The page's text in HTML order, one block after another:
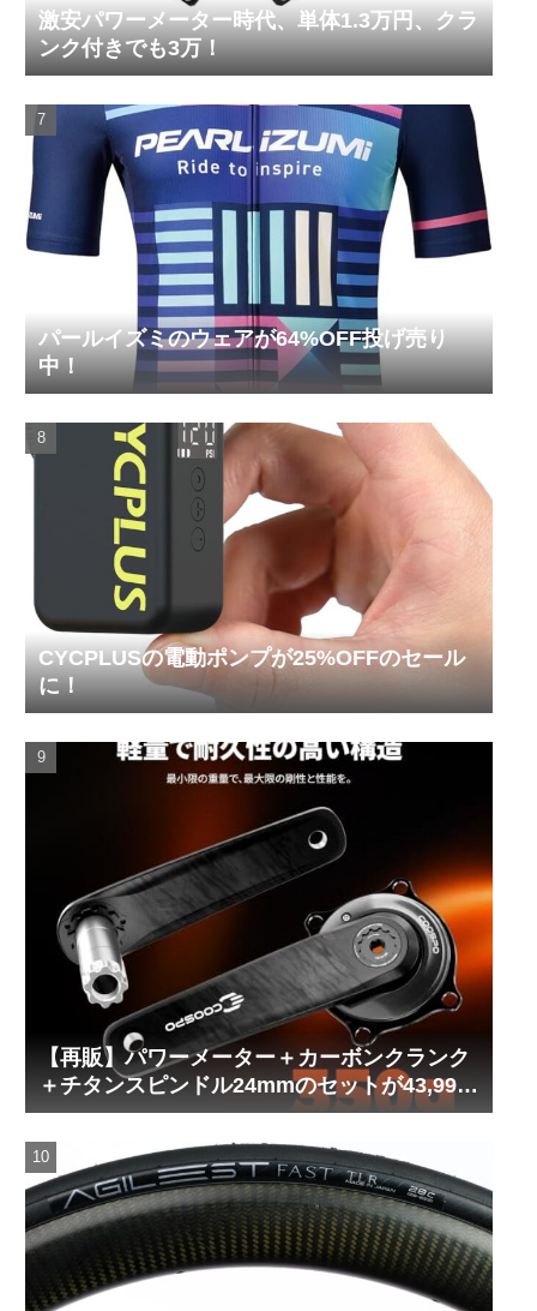
激安パワーメーター時代、単体1.3万円、クラ
ンク付きでも3万！
パールイズミのウェアが64%OFF投げ売り
中！
CYCPLUSの電動ポンプが25%OFFのセール
に！
【再販】パワーメーター＋カーボンクランク
＋チタンスピンドル24mmのセットが43,999
円！